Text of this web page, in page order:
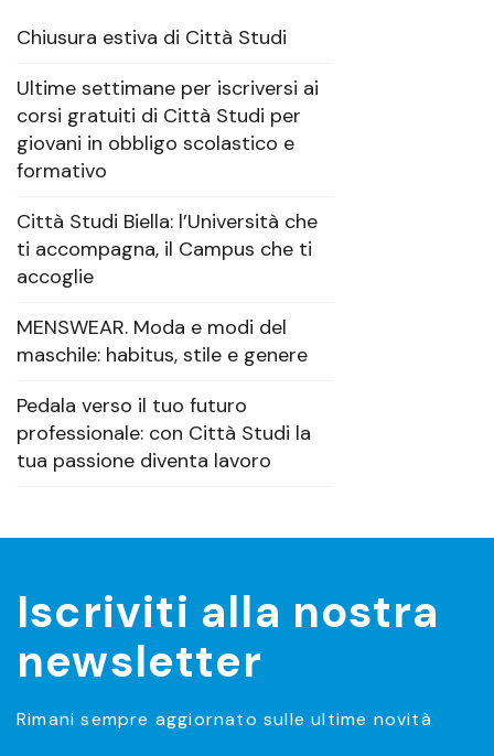
Chiusura estiva di Città Studi
Ultime settimane per iscriversi ai
corsi gratuiti di Città Studi per
giovani in obbligo scolastico e
formativo
Città Studi Biella: l’Università che
ti accompagna, il Campus che ti
accoglie
MENSWEAR. Moda e modi del
maschile: habitus, stile e genere
Pedala verso il tuo futuro
professionale: con Città Studi la
tua passione diventa lavoro
Iscriviti alla nostra
newsletter
Rimani sempre aggiornato sulle ultime novità